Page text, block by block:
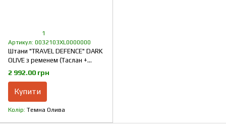
1
Артикул: 0032103XL0000000
Штани "TRAVEL DEFENCE" DARK
OLIVE з ременем (Таслан +
Мікрофліс)
2 992.00 грн
Купити
Колір Темна Олива